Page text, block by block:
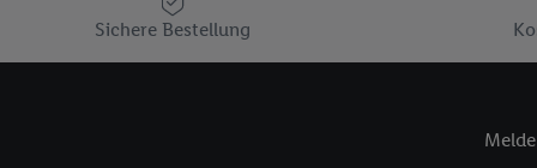
Sichere Bestellung
den Lidl-Diensten
verwenden, um Sie
Insbesondere können